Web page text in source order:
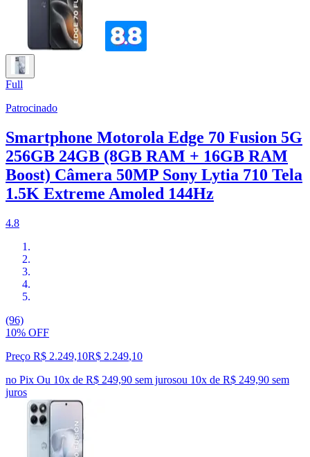
Full
Patrocinado
Smartphone Motorola Edge 70 Fusion 5G
256GB 24GB (8GB RAM + 16GB RAM
Boost) Câmera 50MP Sony Lytia 710 Tela
1.5K Extreme Amoled 144Hz
4.8
(96)
10% OFF
Preço R$ 2.249,10R$ 2.249,10
no Pix Ou 10x de R$ 249,90 sem jurosou 10x de R$ 249,90 sem
juros